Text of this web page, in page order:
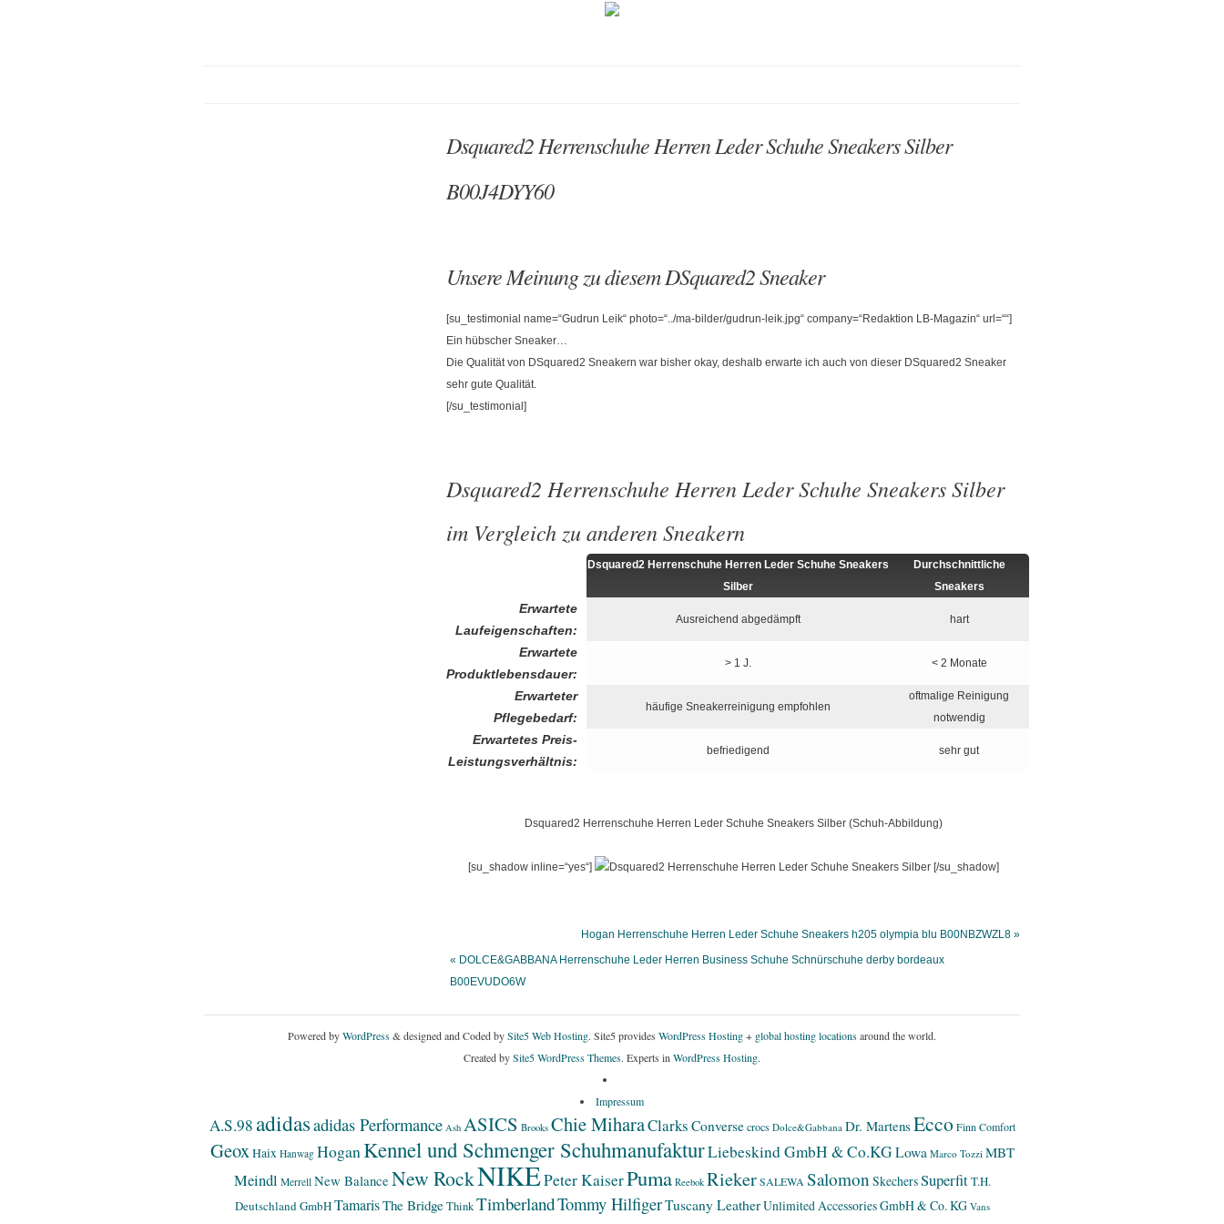
Dsquared2 Herrenschuhe Herren Leder Schuhe Sneakers Silber
B00J4DYY60
Unsere Meinung zu diesem DSquared2 Sneaker
[su_testimonial name=“Gudrun Leik“ photo=“../ma-bilder/gudrun-leik.jpg“ company=“Redaktion LB-Magazin“ url=““]
Ein hübscher Sneaker…
Die Qualität von DSquared2 Sneakern war bisher okay, deshalb erwarte ich auch von dieser DSquared2 Sneaker
sehr gute Qualität.
[/su_testimonial]
Dsquared2 Herrenschuhe Herren Leder Schuhe Sneakers Silber
im Vergleich zu anderen Sneakern
Dsquared2 Herrenschuhe Herren Leder Schuhe Sneakers
Silber
Durchschnittliche
Sneakers
Erwartete
Laufeigenschaften:
Ausreichend abgedämpft hart
Erwartete
Produktlebensdauer:
> 1 J. < 2 Monate
Erwarteter
Pflegebedarf:
häufige Sneakerreinigung empfohlen
oftmalige Reinigung
notwendig
Erwartetes Preis-
Leistungsverhältnis:
befriedigend sehr gut
Dsquared2 Herrenschuhe Herren Leder Schuhe Sneakers Silber (Schuh-Abbildung)
[su_shadow inline=“yes“] [/su_shadow]
Hogan Herrenschuhe Herren Leder Schuhe Sneakers h205 olympia blu B00NBZWZL8 »
« DOLCE&GABBANA Herrenschuhe Leder Herren Business Schuhe Schnürschuhe derby bordeaux
B00EVUDO6W
Powered byWordPress& designed and Coded bySite5 Web Hosting. Site5 provides WordPress Hosting+ global hosting locationsaround the world.
Created bySite5 WordPress Themes. Experts in WordPress Hosting.
Impressum
A.S.98adidasadidas Performance Ash ASICS Brooks Chie MiharaClarks Converse crocs Dolce&Gabbana Dr. MartensEcco Finn Comfort
GeoxHaix Hanwag HoganKennel und Schmenger SchuhmanufakturLiebeskind GmbH & Co.KG Lowa Marco Tozzi MBT
Meindl Merrell New Balance New RockNIKEPeter KaiserPuma Reebok Rieker SALEWA Salomon SkechersSuperfitT.H.
Deutschland GmbHTamarisThe Bridge Think TimberlandTommy HilfigerTuscany LeatherUnlimited Accessories GmbH & Co. KG Vans